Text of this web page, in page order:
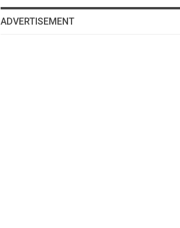
ADVERTISEMENT